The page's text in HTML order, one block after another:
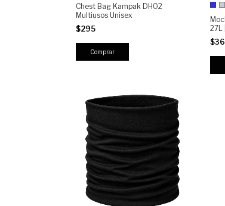
Chest Bag Kampak DH02
Multiusos Unisex
$295
27L
y